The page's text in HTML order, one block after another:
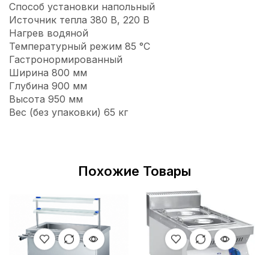
Способ установки напольный
Источник тепла 380 В, 220 В
Нагрев водяной
Температурный режим 85 °C
Гастронормированный
Ширина 800 мм
Глубина 900 мм
Высота 950 мм
Вес (без упаковки) 65 кг
Похожие Товары